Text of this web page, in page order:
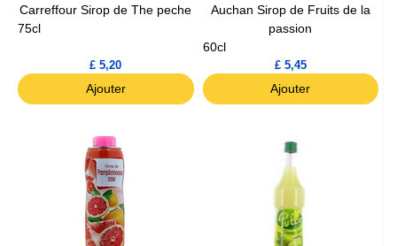
Carreffour Sirop de The peche
75cl
£ 5,20
Ajouter
Auchan Sirop de Fruits de la
passion
60cl
£ 5,45
Ajouter